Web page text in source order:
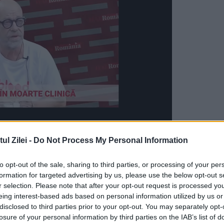
Zilei - Do Not Process My Personal Information
opt-out of the sale, sharing to third parties, or processing of your
for targeted advertising by us, please use the below opt-out
selection. Please note that after your opt-out request is processed
interest-based ads based on personal information utilized by us
to third parties prior to your opt-out. You may separately
of your personal information by third parties on the IAB’s list of
prin decizia lui Vasile Blaga, copreședintele
în frunte cu Teodor Nițulescu, fost
Naţională de Integritate (ANI) a emis
a primarului de la Suhaia – Cristi